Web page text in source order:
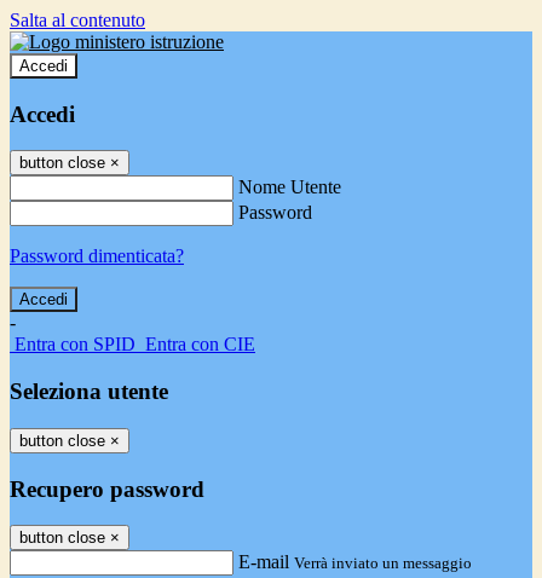
Salta al contenuto
Accedi
Accedi
button close ×
Nome Utente
Password
Password dimenticata?
-
Entra con SPID Entra con CIE
Seleziona utente
button close ×
Recupero password
button close ×
E-mail Verrà inviato un messaggio